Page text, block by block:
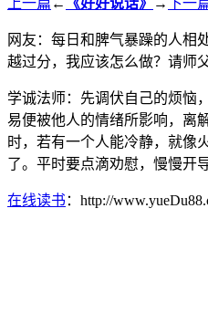
网友：每日和脾气暴躁的人相
越过分，我应该怎么做？请师
学诚法师：先调伏自己的烦恼
易便被他人的情绪所影响，离
时，若有一个人能冷静，就像
了。平时要点滴劝慰，慢慢开导
在线读书 ：http://